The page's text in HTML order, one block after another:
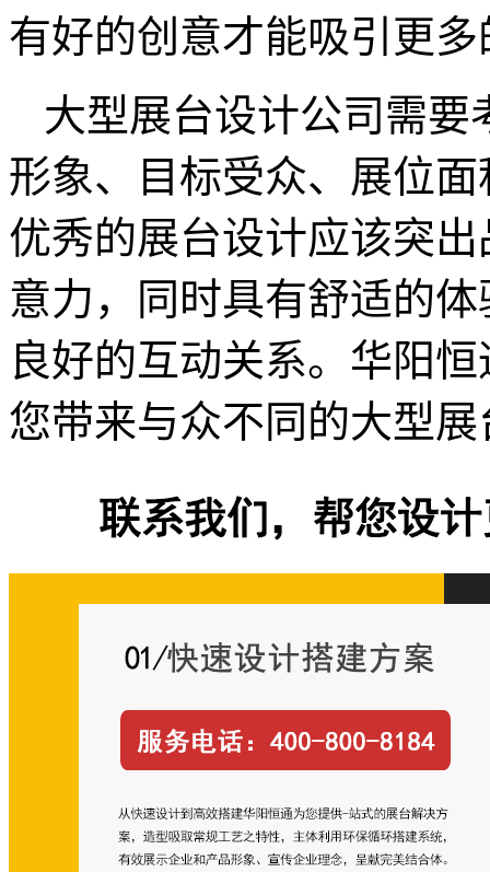
有好的创意才能吸引更多
大型展台设计公司需
形象、目标受众、展位
优秀的展台设计应该突
意力，同时具有舒适的
良好的互动关系。华阳
您带来与众不同的大型